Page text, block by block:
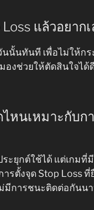
Loss แล้วอยาก
นนั้นทันที เพื่อไม่ให้
องช่วยให้ตัดสินใจไ
หนเหมาะกับก
ะยุกต์ใช้ได้ แต่เกมที่
ารตั้งจุด Stop Loss
มีการชนะติดต่อกันน